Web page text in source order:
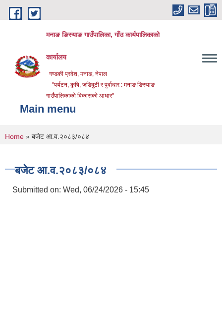
Skip to main content
मनाङ ङिस्याङ गाउँपालिका, गाँउ कार्यपालिकाको
कार्यालय
गण्डकी प्रदेश, मनाङ, नेपाल
"पर्यटन, कृषि, जडिबुटी र पुर्वाधार : मनाङ ङिस्याङ
गाउँपालिकाको विकासको आधार"
Main menu
You are here
Home » बजेट आ.व.२०८३/०८४
बजेट आ.व.२०८३/०८४
Submitted on: Wed, 06/24/2026 - 15:45